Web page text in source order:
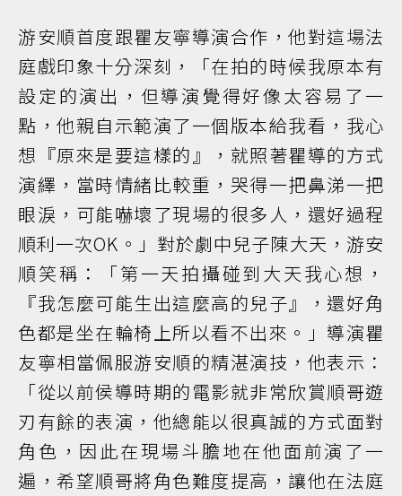
游安順首度跟瞿友寧導演合作，他對這場法
庭戲印象十分深刻，「在拍的時候我原本有
設定的演出，但導演覺得好像太容易了一
點，他親自示範演了一個版本給我看，我心
想『原來是要這樣的』，就照著瞿導的方式
演繹，當時情緒比較重，哭得一把鼻涕一把
眼淚，可能嚇壞了現場的很多人，還好過程
順利一次OK。」對於劇中兒子陳大天，游安
順笑稱：「第一天拍攝碰到大天我心想，
『我怎麼可能生出這麼高的兒子』，還好角
色都是坐在輪椅上所以看不出來。」導演瞿
友寧相當佩服游安順的精湛演技，他表示：
「從以前侯導時期的電影就非常欣賞順哥遊
刃有餘的表演，他總能以很真誠的方式面對
角色，因此在現場斗膽地在他面前演了一
遍，希望順哥將角色難度提高，讓他在法庭